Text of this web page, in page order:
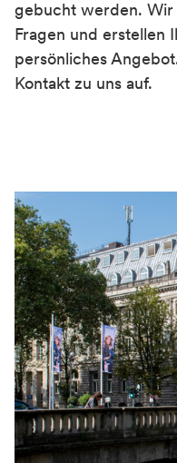
gebucht werden.
Fragen und erstellen
persönliches
Kontakt zu uns auf.
Container